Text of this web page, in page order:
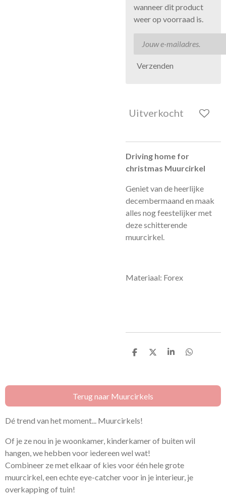
wanneer dit product
weer op voorraad is.
Verzenden
Uitverkocht
Driving home for
christmas Muurcirkel
Geniet van de heerlijke
decembermaand en maak
alles nog feestelijker met
deze schitterende
muurcirkel.
Materiaal: Forex
D
n
D
S
e
D
n
Terug naar Muurcirkels
Dé trend van het moment... Muurcirkels!
Of je ze nou in je woonkamer, kinderkamer of buiten wil
hangen, we hebben voor iedereen wel wat!
Combineer ze met elkaar of kies voor één hele grote
muurcirkel, een echte eye-catcher voor in je interieur, je
overkapping of tuin!